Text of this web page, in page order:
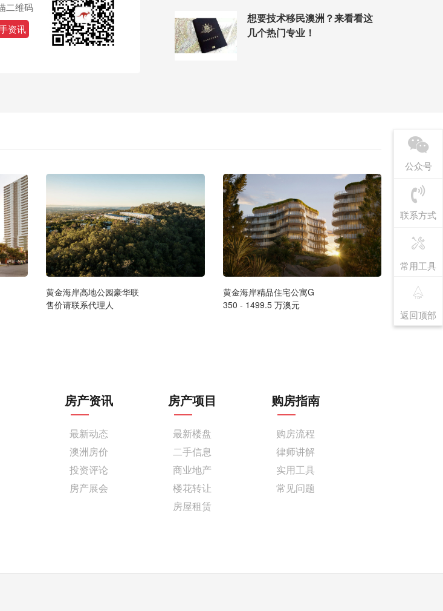
二维码
资讯
想要技术移民澳洲？来看看这
几个热门专业！
黄金海岸高地公园豪华联
售价请联系代理人
黄金海岸精品住宅公寓G
350 - 1499.5 万澳元
墨尔本豪
房产资讯
最新动态
澳洲房价
投资评论
房产展会
房产项目
最新楼盘
二手信息
商业地产
楼花转让
房屋租赁
购房指南
购房流程
律师讲解
实用工具
常见问题
公众号
联系方式
常用工具
返回顶部